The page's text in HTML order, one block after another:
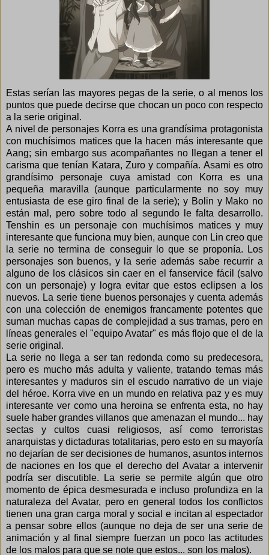
Estas serían las mayores pegas de la serie, o al menos los
puntos que puede decirse que chocan un poco con respecto
a la serie original.
A nivel de personajes Korra es una grandísima protagonista
con muchísimos matices que la hacen más interesante que
Aang; sin embargo sus acompañantes no llegan a tener el
carisma que tenían Katara, Zuro y compañía. Asami es otro
grandísimo personaje cuya amistad con Korra es una
pequeña maravilla (aunque particularmente no soy muy
entusiasta de ese giro final de la serie); y Bolin y Mako no
están mal, pero sobre todo al segundo le falta desarrollo.
Tenshin es un personaje con muchísimos matices y muy
interesante que funciona muy bien, aunque con Lin creo que
la serie no termina de conseguir lo que se proponía. Los
personajes son buenos, y la serie además sabe recurrir a
alguno de los clásicos sin caer en el fanservice fácil (salvo
con un personaje) y logra evitar que estos eclipsen a los
nuevos. La serie tiene buenos personajes y cuenta además
con una colección de enemigos francamente potentes que
suman muchas capas de complejidad a sus tramas, pero en
líneas generales el "equipo Avatar" es más flojo que el de la
serie original.
La serie no llega a ser tan redonda como su predecesora,
pero es mucho más adulta y valiente, tratando temas más
interesantes y maduros sin el escudo narrativo de un viaje
del héroe. Korra vive en un mundo en relativa paz y es muy
interesante ver como una heroina se enfrenta esta, no hay
suele haber grandes villanos que amenazan el mundo... hay
sectas y cultos cuasi religiosos, así como terroristas
anarquistas y dictaduras totalitarias, pero esto en su mayoría
no dejarían de ser decisiones de humanos, asuntos internos
de naciones en los que el derecho del Avatar a intervenir
podría ser discutible. La serie se permite algún que otro
momento de épica desmesurada e incluso profundiza en la
naturaleza del Avatar, pero en general todos los conflictos
tienen una gran carga moral y social e incitan al espectador
a pensar sobre ellos (aunque no deja de ser una serie de
animación y al final siempre fuerzan un poco las actitudes
de los malos para que se note que estos... son los malos).